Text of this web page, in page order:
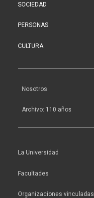
SOCIEDAD
PERSONAS
CULTURA
Nosotros
Archivo: 110 años
La Universidad
Facultades
Organizaciones vinculadas